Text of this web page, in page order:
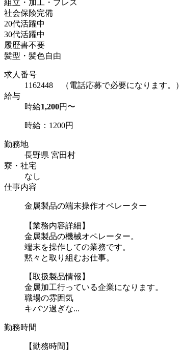
組立・加工・プレス
社会保険完備
20代活躍中
30代活躍中
履歴書不要
髪型・髪色自由
求人番号
1162448 （電話応募で必要になります。）
給与
時給1,200円〜
時給：1200円
勤務地
長野県 宮田村
寮・社宅
なし
仕事内容
金属製品の端末操作オペレーター
【業務内容詳細】
金属製品の機械オペレーター。
端末を操作しての業務です。
黙々と取り組むお仕事。
【取扱製品情報】
金属加工行っている企業になります。
職場の雰囲気
キバツ過ぎな...
勤務時間
【勤務時間】